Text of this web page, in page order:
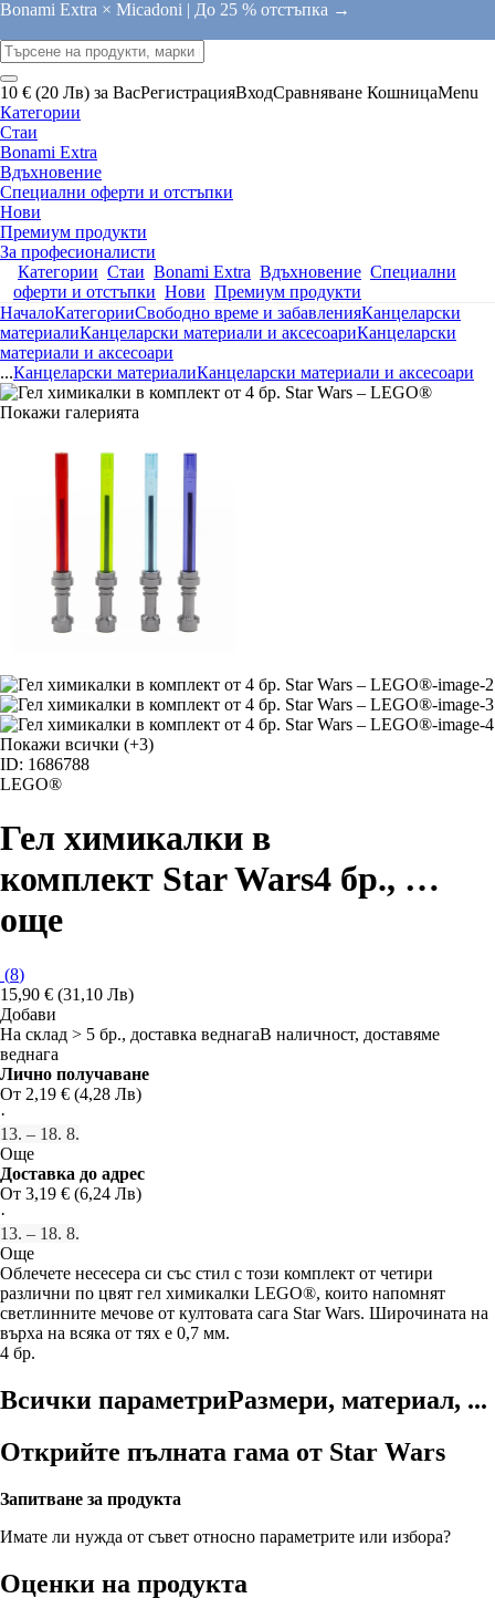
Bonami Extra × Micadoni | До 25 % отстъпка →
10 € (20 Лв) за ВасРегистрацияВходСравняване КошницаMenu
Категории
Стаи
Bonami Extra
Вдъхновение
Специални оферти и отстъпки
Нови
Премиум продукти
За професионалисти
Категории Стаи Bonami Extra Вдъхновение Специални
оферти и отстъпки Нови Премиум продукти
НачалоКатегорииСвободно време и забавленияКанцеларски
материалиКанцеларски материали и аксесоариКанцеларски
материали и аксесоари
...Канцеларски материалиКанцеларски материали и аксесоари
Покажи галерията
Покажи всички (+3)
ID: 1686788
LEGO®
Гел химикалки в
комплект Star Wars4 бр., …
още
(8)
15,90 € (31,10 Лв)
Добави
На склад > 5 бр., доставка веднагаВ наличност, доставяме
веднага
Лично получаване
От 2,19 € (4,28 Лв)
·
13. – 18. 8.
Още
Доставка до адрес
От 3,19 € (6,24 Лв)
·
13. – 18. 8.
Още
Облечете несесера си със стил с този комплект от четири
различни по цвят гел химикалки LEGO®, които напомнят
светлинните мечове от култовата сага Star Wars. Широчината на
върха на всяка от тях е 0,7 мм.
4 бр.
Всички параметриРазмери, материал, ...
Открийте пълната гама от Star Wars
Запитване за продукта
Имате ли нужда от съвет относно параметрите или избора?
Оценки на продукта